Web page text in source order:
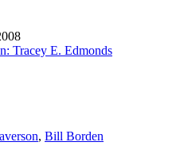
Tracey E. Edmonds
, Bill Borden